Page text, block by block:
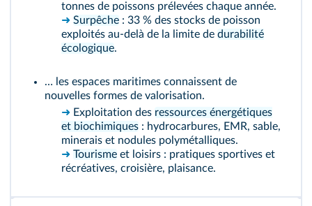
tonnes de poissons prélevées chaque année.
➜ Surpêche : 33 % des stocks de poisson
exploités au-delà de la limite de durabilité
écologique.
… les espaces maritimes connaissent de
nouvelles formes de valorisation.
➜ Exploitation des ressources énergétiques
et biochimiques : hydrocarbures, EMR, sable,
minerais et nodules polymétalliques.
➜ Tourisme et loisirs : pratiques sportives et
récréatives, croisière, plaisance.